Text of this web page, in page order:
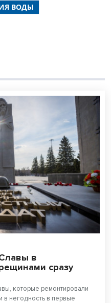
ВОДЫ
в
сразу
которые ремонтировали
в негодность в первые